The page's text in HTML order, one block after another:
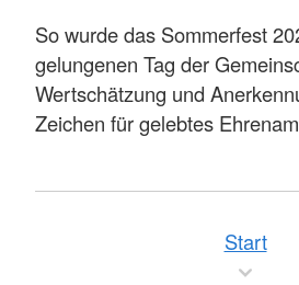
So wurde das Sommerfest
gelungenen Tag der
Wertschätzung und
Zeichen für gelebtes
Start